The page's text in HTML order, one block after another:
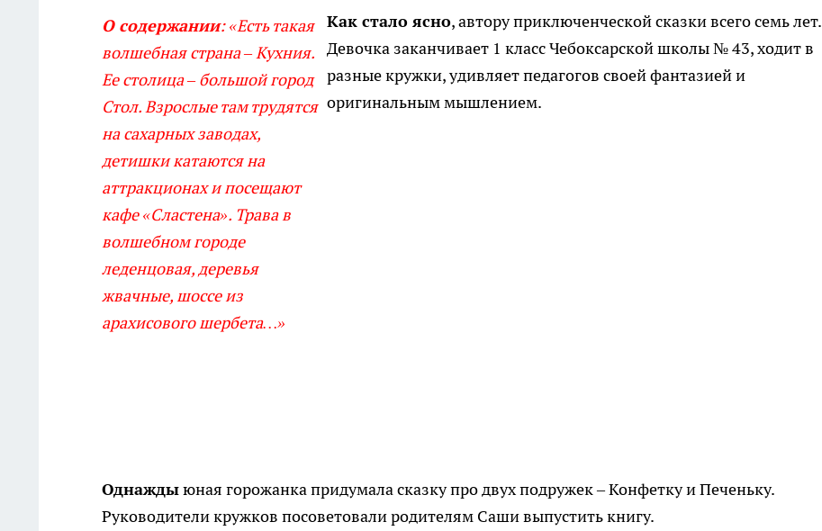
О содержании: «Есть такая
волшебная страна – Кухния.
Ее столица – большой город
Стол. Взрослые там трудятся
на сахарных заводах,
детишки катаются на
аттракционах и посещают
кафе «Сластена». Трава в
волшебном городе
леденцовая, деревья
жвачные, шоссе из
арахисового шербета…»
Как стало ясно, автору приключенческой сказки всего семь лет.
Девочка заканчивает 1 класс Чебоксарской школы № 43, ходит в
разные кружки, удивляет педагогов своей фантазией и
оригинальным мышлением.
Однаждыюная горожанка придумала сказку про двух подружек – Конфетку и Печеньку.
Руководители кружков посоветовали родителям Саши выпустить книгу.